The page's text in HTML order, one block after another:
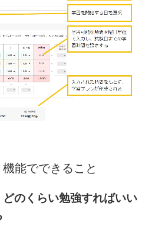
能でできること
のくらい勉強すればいい